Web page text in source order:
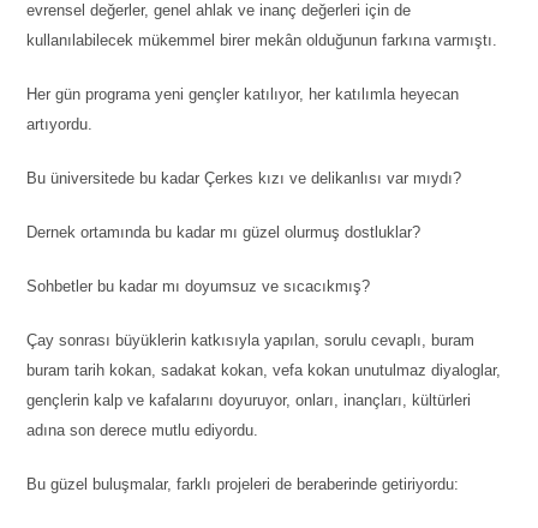
evrensel değerler, genel ahlak ve inanç değerleri için de
kullanılabilecek mükemmel birer mekân olduğunun farkına varmıştı.
Her gün programa yeni gençler katılıyor, her katılımla heyecan
artıyordu.
Bu üniversitede bu kadar Çerkes kızı ve delikanlısı var mıydı?
Dernek ortamında bu kadar mı güzel olurmuş dostluklar?
Sohbetler bu kadar mı doyumsuz ve sıcacıkmış?
Çay sonrası büyüklerin katkısıyla yapılan, sorulu cevaplı, buram
buram tarih kokan, sadakat kokan, vefa kokan unutulmaz diyaloglar,
gençlerin kalp ve kafalarını doyuruyor, onları, inançları, kültürleri
adına son derece mutlu ediyordu.
Bu güzel buluşmalar, farklı projeleri de beraberinde getiriyordu: